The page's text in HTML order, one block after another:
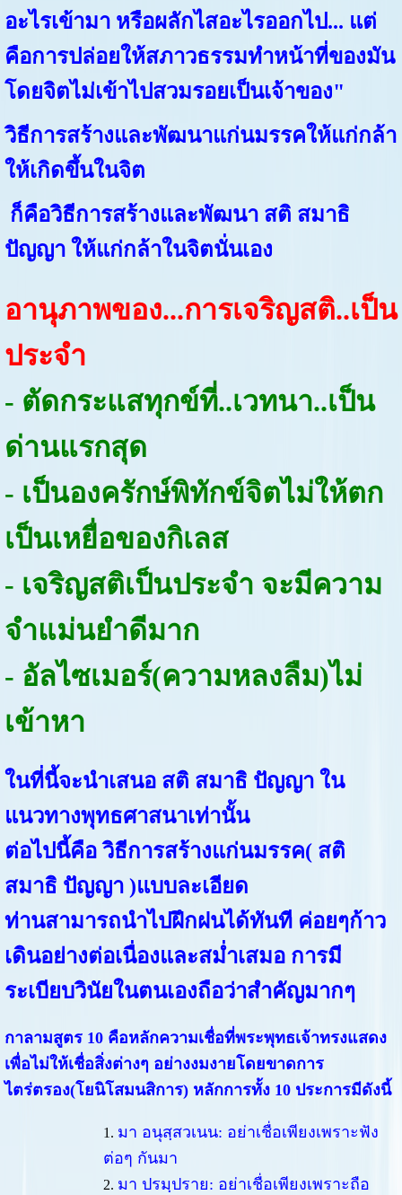
อะไรเข้ามา หรือผลักไสอะไรออกไป... แต่
คือการปล่อยให้สภาวธรรมทำหน้าที่ของมัน
โดยจิตไม่เข้าไปสวมรอยเป็นเจ้าของ"
วิธีการสร้างและพัฒนาแก่นมรรคให้แก่กล้า
ให้เกิดขึ้นในจิต
ก็คือวิธีการสร้างและพัฒนา สติ สมาธิ
ปัญญา ให้แก่กล้าในจิตนั่นเอง
อานุภาพของ...การเจริญสติ..เป็น
ประจำ
- ตัดกระแสทุกข์ที่..เวทนา..เป็น
ด่านแรกสุด
- เป็นองครักษ์พิทักข์จิตไม่ให้ตก
เป็นเหยื่อของกิเลส
- เจริญสติเป็นประจำ จะมีความ
จำแม่นยำดีมาก
- อัลไซเมอร์(ความหลงลืม)ไม่
เข้าหา
ในที่นี้จะนำเสนอ สติ สมาธิ ปัญญา ใน
แนวทางพุทธศาสนาเท่านั้น
ต่อไปนี้คือ วิธีการสร้างแก่นมรรค( สติ
สมาธิ ปัญญา )แบบละเอียด
ท่านสามารถนำไปฝึกฝนได้ทันที ค่อยๆก้าว
เดินอย่างต่อเนื่องและสม่ำเสมอ การมี
ระเบียบวินัยในตนเองถือว่าสำคัญมากๆ
กาลามสูตร 10คือหลักความเชื่อที่พระพุทธเจ้าทรงแสดง
เพื่อไม่ให้เชื่อสิ่งต่างๆ อย่างงมงายโดยขาดการ
ไตร่ตรอง(โยนิโสมนสิการ) หลักการทั้ง 10 ประการมีดังนี้
มา อนุสฺสวเนน: อย่าเชื่อเพียงเพราะฟัง
ต่อๆ กันมา
มา ปรมฺปราย: อย่าเชื่อเพียงเพราะถือ